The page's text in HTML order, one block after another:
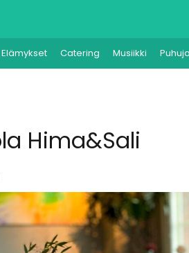
Elämykset Catering Musiikki
Hima&Sali